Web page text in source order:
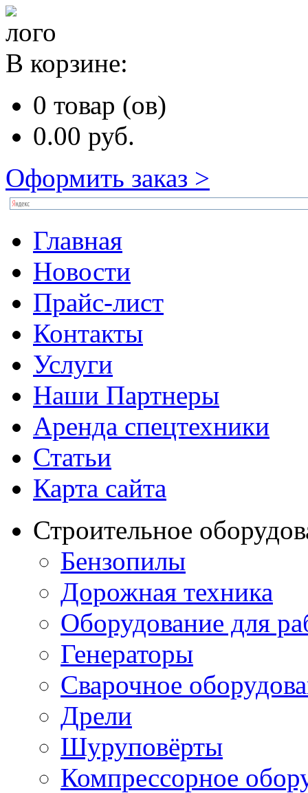
В корзине:
0 товар (ов)
0.00 руб.
Оформить заказ >
Главная
Новости
Прайс-лист
Контакты
Услуги
Наши Партнеры
Аренда спецтехники
Статьи
Карта сайта
Строительное
Бензопилы
Дорожная техника
Оборудование для
Генераторы
Сварочное
Дрели
Шуруповёрты
Компрессорное